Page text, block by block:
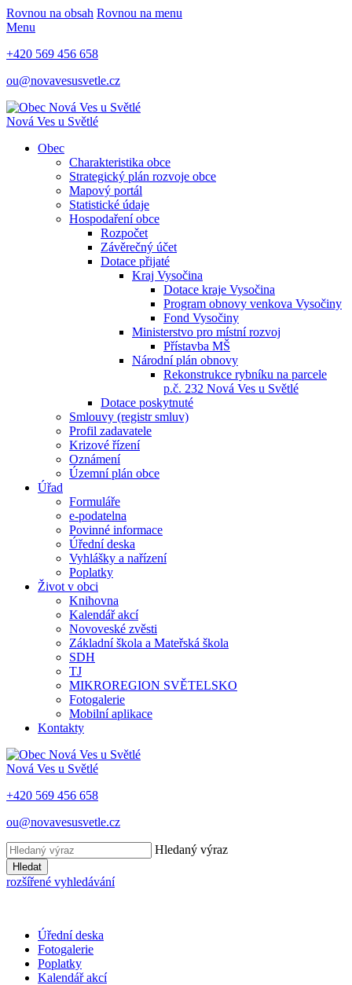
Rovnou na obsah Rovnou na menu
Menu
+420 569 456 658
ou@novavesusvetle.cz
Nová Ves u Světlé
Obec
Charakteristika obce
Strategický plán rozvoje obce
Mapový portál
Statistické údaje
Hospodaření obce
Rozpočet
Závěrečný účet
Dotace přijaté
Kraj Vysočina
Dotace kraje Vysočina
Program obnovy venkova Vysočiny
Fond Vysočiny
Ministerstvo pro místní rozvoj
Přístavba MŠ
Národní plán obnovy
Rekonstrukce rybníku na parcele
p.č. 232 Nová Ves u Světlé
Dotace poskytnuté
Smlouvy (registr smluv)
Profil zadavatele
Krizové řízení
Oznámení
Územní plán obce
Úřad
Formuláře
e-podatelna
Povinné informace
Úřední deska
Vyhlášky a nařízení
Poplatky
Život v obci
Knihovna
Kalendář akcí
Novoveské zvěsti
Základní škola a Mateřská škola
SDH
TJ
MIKROREGION SVĚTELSKO
Fotogalerie
Mobilní aplikace
Kontakty
Nová Ves u Světlé
+420 569 456 658
ou@novavesusvetle.cz
Hledaný výraz
Hledat
rozšířené vyhledávání
Úřední deska
Fotogalerie
Poplatky
Kalendář akcí